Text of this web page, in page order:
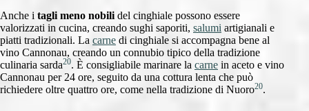
Anche i tagli meno nobili del cinghiale possono essere
valorizzati in cucina, creando sughi saporiti, salumi artigianali e
piatti tradizionali. La carne di cinghiale si accompagna bene al
vino Cannonau, creando un connubio tipico della tradizione
culinaria sarda20. È consigliabile marinare la carne in aceto e vino
Cannonau per 24 ore, seguito da una cottura lenta che può
richiedere oltre quattro ore, come nella tradizione di Nuoro20.